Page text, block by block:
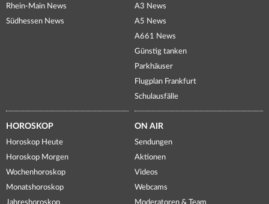
Rhein-Main News
Südhessen News
A3 News
A5 News
A661 News
Günstig tanken
Parkhäuser
Flugplan Frankfurt
Schulausfälle
HOROSKOP
Horoskop Heute
Horoskop Morgen
Wochenhoroskop
Monatshoroskop
Jahreshoroskop
ON AIR
Sendungen
Aktionen
Videos
Webcams
Moderatoren & Team